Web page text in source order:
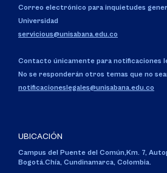
Correo electrónico para inquietudes
Universidad
servicious@unisabana.edu.co
Contacto únicamente para notificaciones
No se responderán otros temas que no
notificacioneslegales@unisabana.edu.co
UBICACIÓN
Campus del Puente del Común,Km. 7,
Bogotá.Chía, Cundinamarca, Colombia.